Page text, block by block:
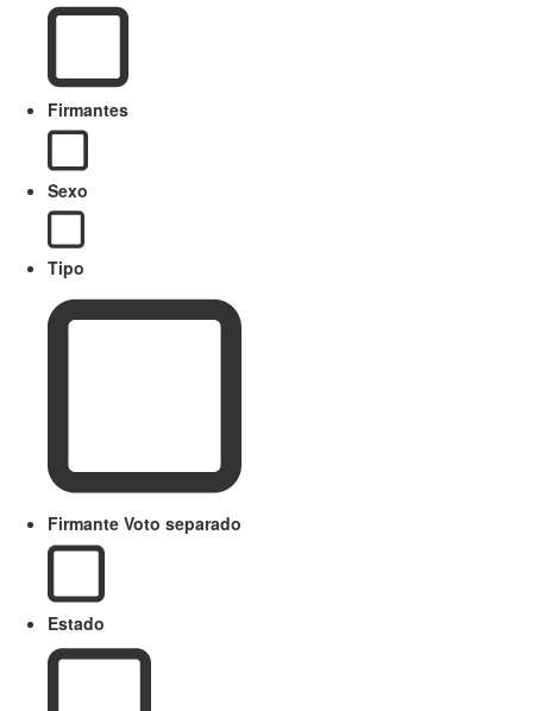
Firmantes
Sexo
Tipo
Firmante Voto separado
Estado